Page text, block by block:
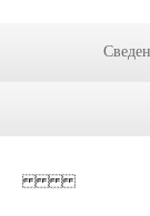
Опубликовано на